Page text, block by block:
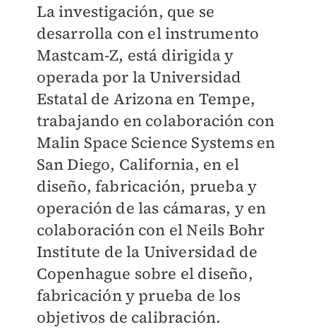
La investigación, que se
desarrolla con el instrumento
Mastcam-Z, está dirigida y
operada por la Universidad
Estatal de Arizona en Tempe,
trabajando en colaboración con
Malin Space Science Systems en
San Diego, California, en el
diseño, fabricación, prueba y
operación de las cámaras, y en
colaboración con el Neils Bohr
Institute de la Universidad de
Copenhague sobre el diseño,
fabricación y prueba de los
objetivos de calibración.